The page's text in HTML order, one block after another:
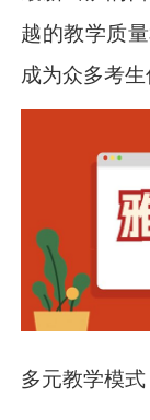
越的教学质
成为众多考生
多元教学模